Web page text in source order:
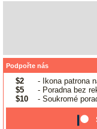
Podpořte nás
$2
- Ikona patrona
$5
- Poradna bez
$10
- Soukromé